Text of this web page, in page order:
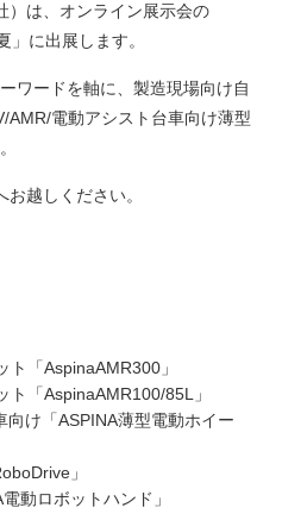
）は、オンライン展示会の
」に出展します。
ワードを軸に、製造現場向け自
AMR/電動アシスト台車向け薄型
越しください。
「AspinaAMR300」
「AspinaAMR100/85L」
け「ASPINA薄型電動ホイー
」
動ロボットハンド」